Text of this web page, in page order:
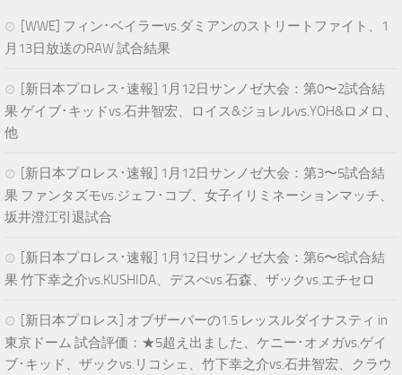
[WWE] フィン･ベイラーvs.ダミアンのストリートファイト、1
月13日放送のRAW 試合結果
[新日本プロレス･速報] 1月12日サンノゼ大会：第0〜2試合結
果 ゲイブ･キッドvs.石井智宏、ロイス&ジョレルvs.YOH&ロメロ、
他
[新日本プロレス･速報] 1月12日サンノゼ大会：第3〜5試合結
果 ファンタズモvs.ジェフ･コブ、女子イリミネーションマッチ、
坂井澄江引退試合
[新日本プロレス･速報] 1月12日サンノゼ大会：第6〜8試合結
果 竹下幸之介vs.KUSHIDA、デスぺvs.石森、ザックvs.エチセロ
[新日本プロレス] オブザーバーの1.5 レッスルダイナスティ in
東京ドーム 試合評価：★5超え出ました、ケニー･オメガvs.ゲイ
ブ･キッド、ザックvs.リコシェ、竹下幸之介vs.石井智宏、クラウ